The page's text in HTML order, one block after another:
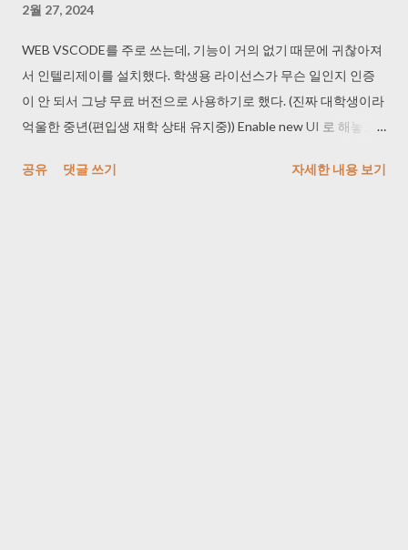
2월 27, 2024
WEB VSCODE를 주로 쓰는데, 기능이 거의 없기 때문에 귀찮아져
서 인텔리제이를 설치했다. 학생용 라이선스가 무슨 일인지 인증
이 안 되서 그냥 무료 버전으로 사용하기로 했다. (진짜 대학생이라
억울한 중년(편입생 재학 상태 유지중)) Enable new UI 로 해놓고
썼는데 또 새로운 인식! 기존 UI에서는 VIEW -> Active Editor ->
공유 댓글 쓰기 자세한 내용 보기